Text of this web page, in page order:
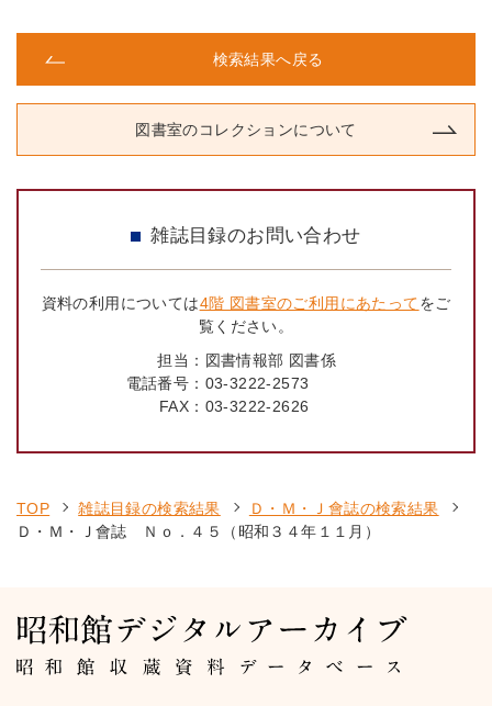
検索結果へ戻る
図書室のコレクションについて
雑誌目録のお問い合わせ
資料の利用については4階 図書室のご利用にあたってをご
覧ください。
担当： 図書情報部 図書係
電話番号： 03-3222-2573
FAX： 03-3222-2626
TOP 雑誌目録の検索結果
Ｄ・Ｍ・Ｊ會誌の検索結果
Ｄ・Ｍ・Ｊ會誌 Ｎｏ．４５（昭和３４年１１月）